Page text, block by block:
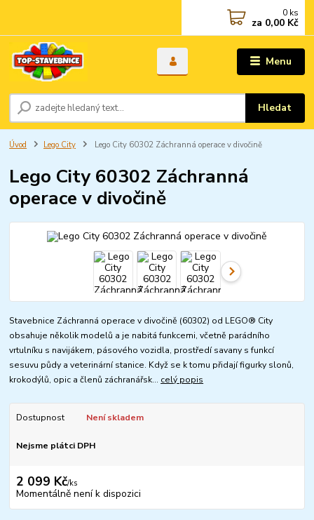
Menu
Hledat
0 ks
za 0,00 Kč
Úvod Lego City Lego City 60302 Záchranná operace v divočině
Lego City 60302 Záchranná
operace v divočině
Stavebnice Záchranná operace v divočině (60302) od LEGO® City
obsahuje několik modelů a je nabitá funkcemi, včetně parádního
vrtulníku s navijákem, pásového vozidla, prostředí savany s funkcí
sesuvu půdy a veterinární stanice. Když se k tomu přidají figurky slonů,
krokodýlů, opic a členů záchranářsk... celý popis
Dostupnost Není skladem
Nejsme plátci DPH
2 099 Kč/ks
Momentálně není k dispozici